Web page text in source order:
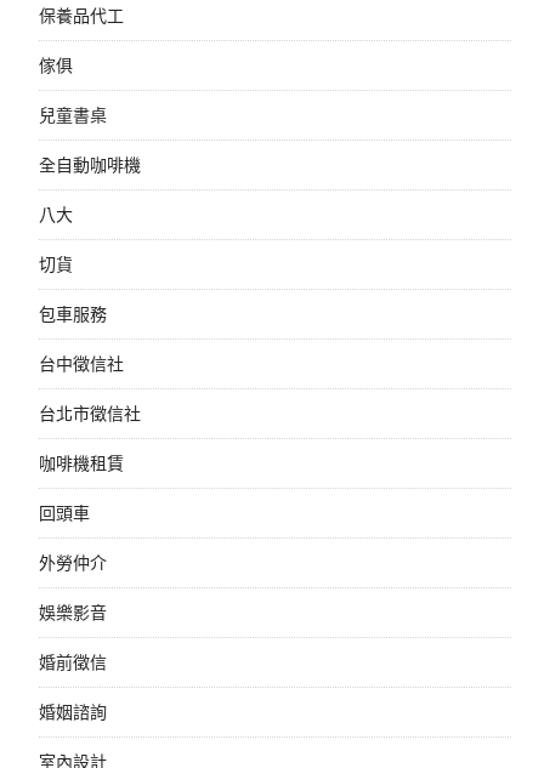
保養品代工
傢俱
兒童書桌
全自動咖啡機
八大
切貨
包車服務
台中徵信社
台北市徵信社
咖啡機租賃
回頭車
外勞仲介
娛樂影音
婚前徵信
婚姻諮詢
室內設計